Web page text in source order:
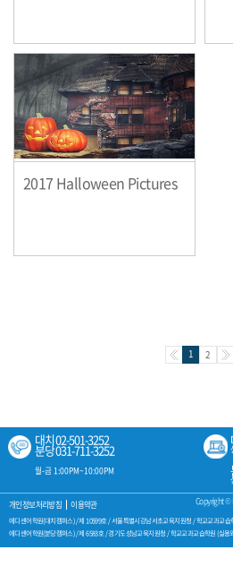
2017 Halloween Pictures
1 2
대치 02-501-3252
분당 031-711-3252
월-금 1:00PM~10:00PM
개인정보처리방침 이용약관 Copyright ©
에디센어학원(대치캠퍼스) /제 10599호 / 서울특별시강남서초교육지원청 / 학교교과교습
에디센어학원(분당캠퍼스) /제 6583호 / 경기도성남교육지원청 / 학교교과교습학원 (실용